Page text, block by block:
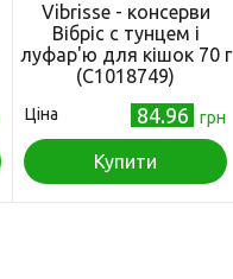
Vibrisse - консерви
Вібріс c тунцем і
луфар'ю для кішок 70 г
(C1018749)
Ціна 84.96 грн
Купити